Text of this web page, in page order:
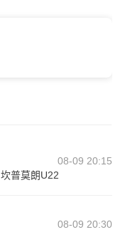
08-09 20:15
坎普莫朗U22
08-09 20:30